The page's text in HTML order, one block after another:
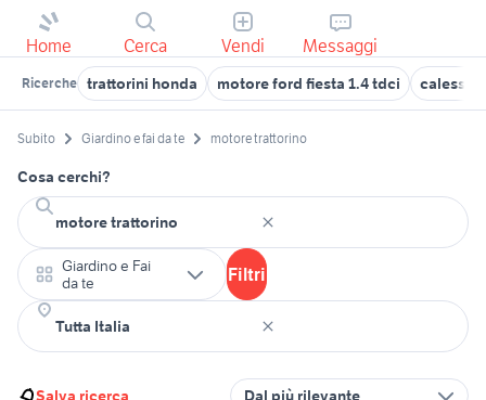
Home Cerca Vendi Messaggi
Ricerche trattorini honda motore ford fiesta 1.4 tdci
Subito Giardino e fai da te motore trattorino
Cosa cerchi?
Giardino e Fai
da te
Filtri
Salva ricerca Dal più rilevante